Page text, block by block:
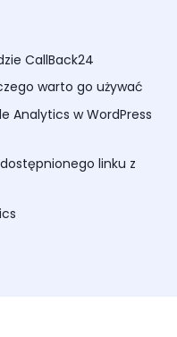
CallBack24
warto go używać
Analytics w WordPress
linku z